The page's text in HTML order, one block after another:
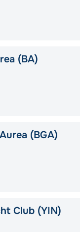
(BA)
(BGA)
Club (YIN)